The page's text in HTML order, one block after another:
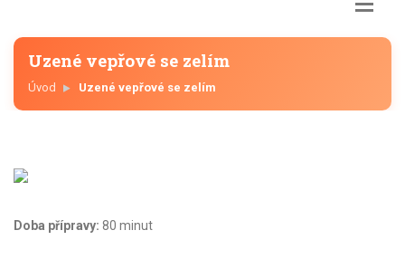
Uzené vepřové se zelím
Úvod Uzené vepřové se zelím
Doba přípravy: 80 minut